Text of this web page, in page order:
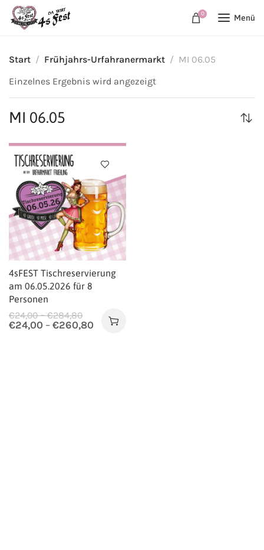
0 Menü
Start Frühjahrs-Urfahranermarkt
MI 06.05
Einzelnes Ergebnis wird angezeigt
MI 06.05
4sFEST Tischreservierung
am 06.05.2026 für 8
Personen
€24,00 –€284,80
€24,00 – €260,80